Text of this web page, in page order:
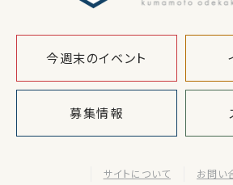
今週末のイベント
募集情報
サイトについて お問い